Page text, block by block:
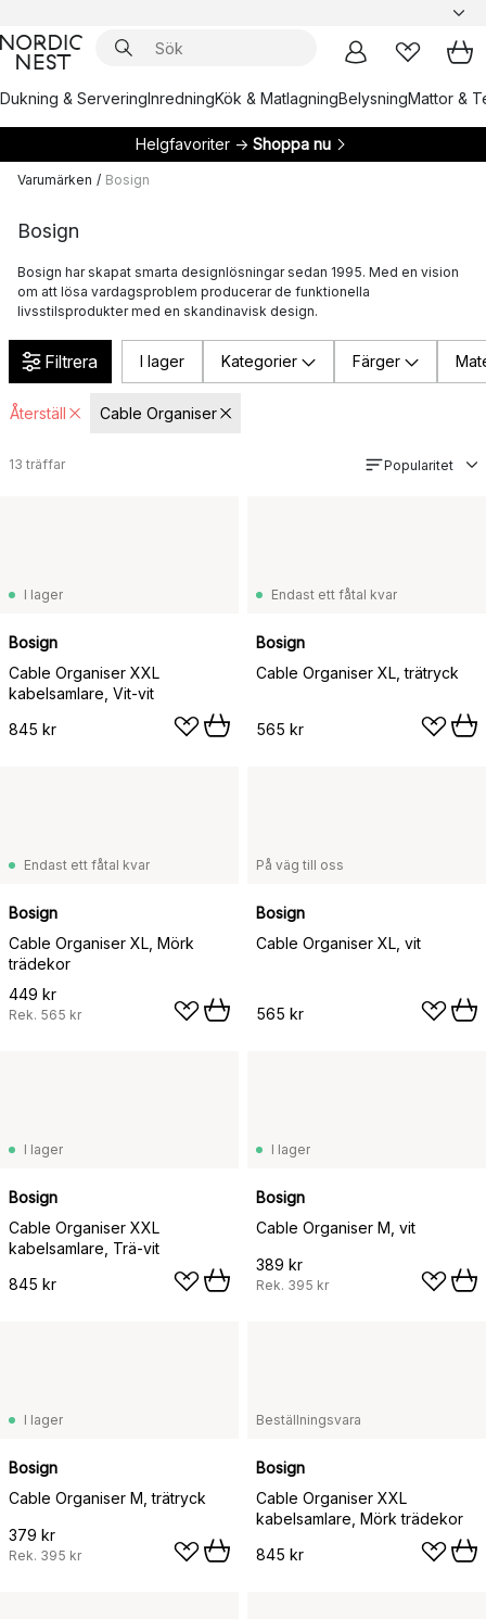
Dukning & ServeringInredningKök & MatlagningBelysningMattor &
Helgfavoriter → Shoppa nu
Varumärken / Bosign
Bosign
Bosign har skapat smarta designlösningar sedan 1995. Med en vision
om att lösa vardagsproblem producerar de funktionella
livsstilsprodukter med en skandinavisk design.
Filtrera I lager Kategorier Färger
Återställ Cable Organiser
13 träffar Popularitet
I lager
Bosign
Cable Organiser XXL
kabelsamlare, Vit-vit
845 kr
Endast ett fåtal kvar
Bosign
Cable Organiser XL, trätryck
565 kr
Endast ett fåtal kvar
Bosign
Cable Organiser XL, Mörk
trädekor
449 kr
Rek. 565 kr
På väg till oss
Bosign
Cable Organiser XL, vit
565 kr
I lager
Bosign
Cable Organiser XXL
kabelsamlare, Trä-vit
845 kr
I lager
Bosign
Cable Organiser M, vit
389 kr
Rek. 395 kr
I lager
Bosign
Cable Organiser M, trätryck
379 kr
Rek. 395 kr
Beställningsvara
Bosign
Cable Organiser XXL
kabelsamlare, Mörk trädekor
845 kr